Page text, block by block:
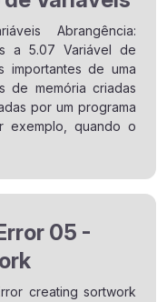
Abrangência:
a 5.07 Variável de
importantes de uma
de memória criadas
por um programa
exemplo, quando o
05 -
creating sortwork